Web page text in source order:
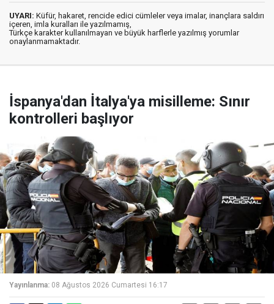
UYARI: Küfür, hakaret, rencide edici cümleler veya imalar, inançlara saldırı
içeren, imla kuralları ile yazılmamış,
Türkçe karakter kullanılmayan ve büyük harflerle yazılmış yorumlar
onaylanmamaktadır.
İspanya'dan İtalya'ya misilleme: Sınır
kontrolleri başlıyor
Yayınlanma: 08 Ağustos 2026 Cumartesi 16:17